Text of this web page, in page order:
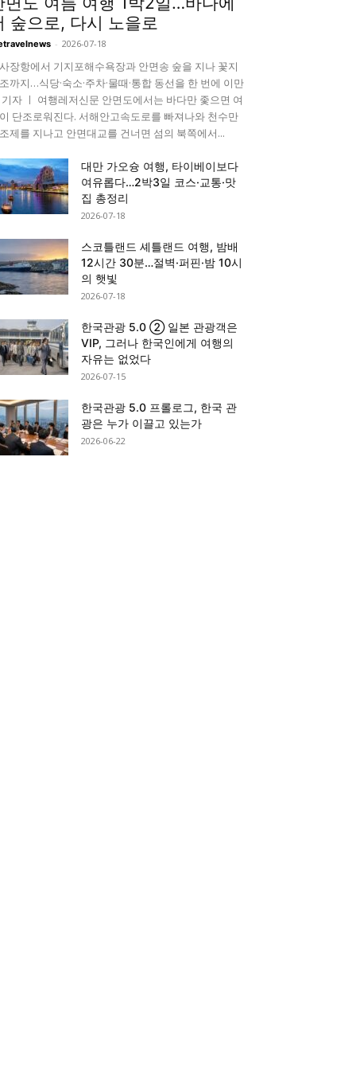
숲으로, 다시 노을로
- 2026-07-18
장항에서 기지포해수욕장과 안면송 숲을 지나 꽃지
까지…식당·숙소·주차·물때·통합 동선을 한 번에 이만
자 ㅣ 여행레저신문 안면도에서는 바다만 좇으면 여
단조로워진다. 서해안고속도로를 빠져나와 천수만
제를 지나고 안면대교를 건너면 섬의 북쪽에서...
대만 가오슝 여행, 타이베이보다
여유롭다…2박3일 코스·교통·맛
집 총정리
2026-07-18
스코틀랜드 셰틀랜드 여행, 밤배
12시간 30분…절벽·퍼핀·밤 10시
의 햇빛
2026-07-18
한국관광 5.0 ② 일본 관광객은
VIP, 그러나 한국인에게 여행의
자유는 없었다
2026-07-15
한국관광 5.0 프롤로그, 한국 관
광은 누가 이끌고 있는가
2026-06-22